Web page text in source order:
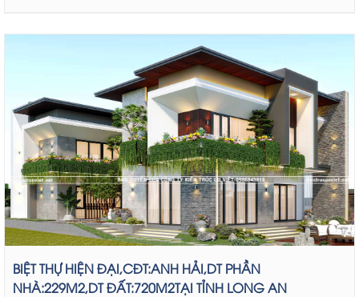
BIỆT THỰ HIỆN ĐẠI,CĐT:ANH HẢI,DT PHẦN
NHÀ:229M2,DT ĐẤT:720M2TẠI TỈNH LONG AN